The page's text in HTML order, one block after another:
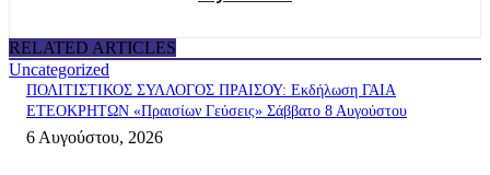
RELATED ARTICLES
Uncategorized
ΠΟΛΙΤΙΣΤΙΚΟΣ ΣΥΛΛΟΓΟΣ ΠΡΑΙΣΟΥ: Εκδήλωση ΓΑΙΑ
ΕΤΕΟΚΡΗΤΩΝ «Πραισίων Γεύσεις» Σάββατο 8 Αυγούστου
6 Αυγούστου, 2026